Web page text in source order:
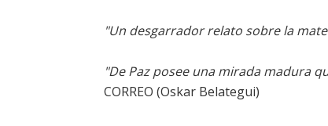
"Un desgarrador relato sobre la
"De Paz posee una mirada madura
CORREO (Oskar Belategui)